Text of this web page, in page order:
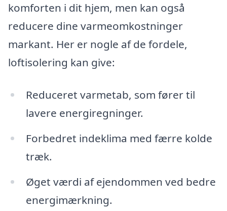
komforten i dit hjem, men kan også
reducere dine varmeomkostninger
markant. Her er nogle af de fordele,
loftisolering kan give:
Reduceret varmetab, som fører til
lavere energiregninger.
Forbedret indeklima med færre kolde
træk.
Øget værdi af ejendommen ved bedre
energimærkning.